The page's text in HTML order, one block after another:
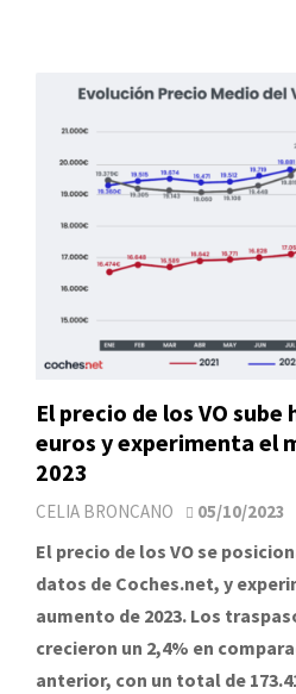
El precio de los VO
euros y experimenta el
2023
CELIA BRONCANO 05/10/2023
El precio de los VO se
datos de Coches.net, y
aumento de 2023. Los
crecieron un 2,4% en
anterior, con un total de